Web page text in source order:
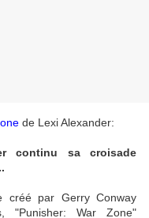
de Lexi Alexander:
continu sa croisade
créé par Gerry Conway
"Punisher: War Zone"